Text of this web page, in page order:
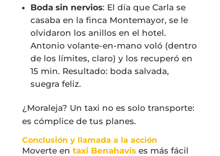
Boda sin nervios: El día que Carla se
casaba en la finca Montemayor, se le
olvidaron los anillos en el hotel.
Antonio volante-en-mano voló (dentro
de los límites, claro) y los recuperó en
15 min. Resultado: boda salvada,
suegra feliz.
¿Moraleja? Un taxi no es solo transporte:
es cómplice de tus planes.
Conclusión y llamada a la acción
Moverte en taxi Benahavíses más fácil